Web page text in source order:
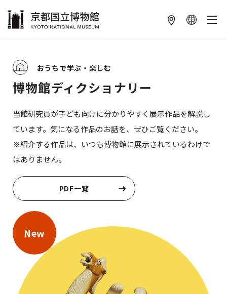
おうちで学ぶ・楽しむ
博物館ディクショナリー
当館研究員が子ども向けに分かりやすく展示作品を解説し
ています。気になる作品のお話を、ぜひご覧ください。
※紹介する作品は、いつも博物館に展示されているわけで
はありません。
PDF一覧
New